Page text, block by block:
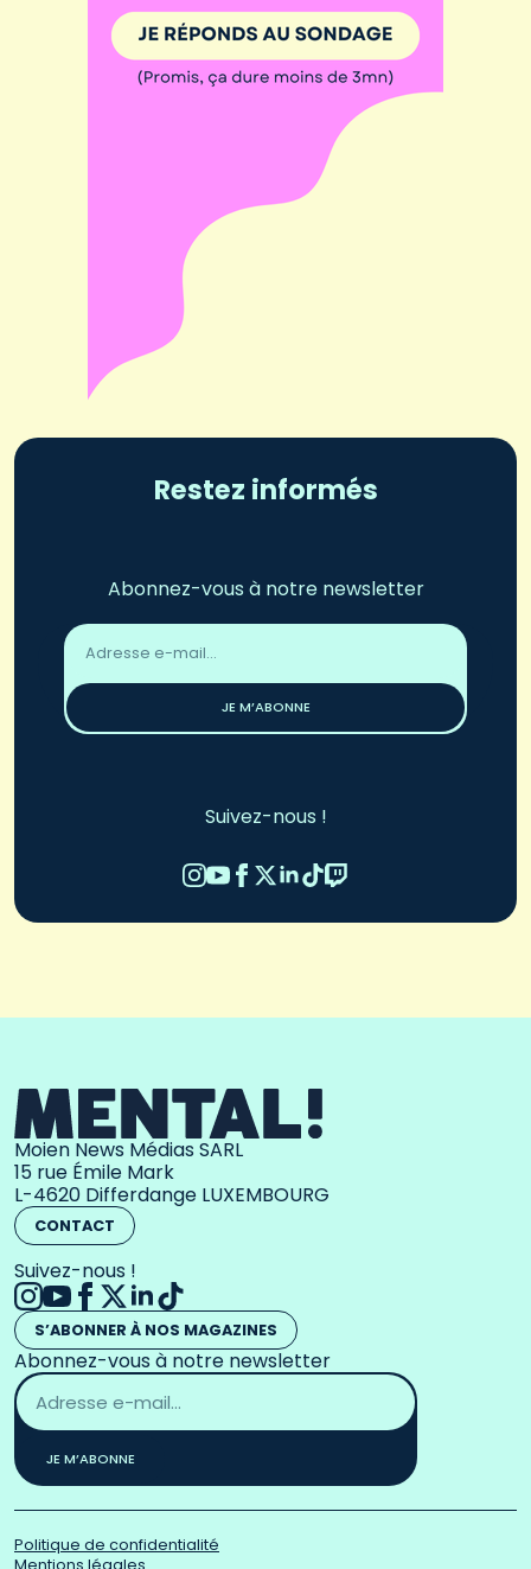
Restez informés
Abonnez-vous à notre newsletter
Adresse
email
JE M’ABONNE
Suivez-nous !
Moien News Médias SARL
15 rue Émile Mark
L-4620 Differdange LUXEMBOURG
CONTACT
Suivez-nous !
S’ABONNER À NOS MAGAZINES
Abonnez-vous à notre newsletter
Adresse
email
*
JE M’ABONNE
Politique de confidentialité
Mentions légales